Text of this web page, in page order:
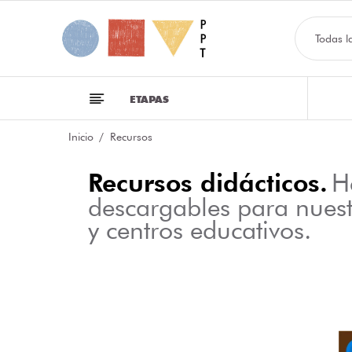
Todas
ETAPAS
Inicio Recursos
Recursos didácticos.
descargables para
y centros educativos.